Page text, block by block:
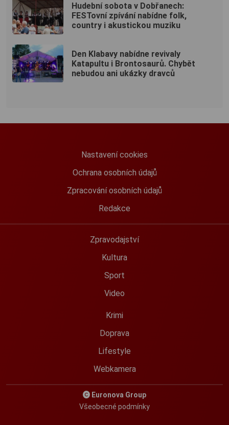
Hudební sobota v Dobřanech:
FESTovní zpívání nabídne folk,
country i akustickou muziku
Den Klabavy nabídne revivaly
Katapultu i Brontosaurů. Chybět
nebudou ani ukázky dravců
Nastavení cookies
Ochrana osobních údajů
Zpracování osobních údajů
Redakce
Zpravodajství
Kultura
Sport
Video
Krimi
Doprava
Lifestyle
Webkamera
Euronova Group
Všeobecné podmínky